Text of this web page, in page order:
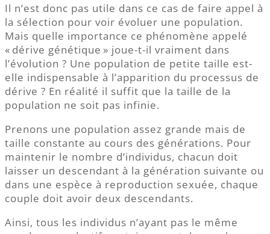
Il n’est donc pas utile dans ce cas de faire appel à
la sélection pour voir évoluer une population.
Mais quelle importance ce phénomène appelé
« dérive génétique » joue-t-il vraiment dans
l’évolution ? Une population de petite taille est-
elle indispensable à l’apparition du processus de
dérive ? En réalité il suffit que la taille de la
population ne soit pas infinie.
Prenons une population assez grande mais de
taille constante au cours des générations. Pour
maintenir le nombre d’individus, chacun doit
laisser un descendant à la génération suivante ou
dans une espèce à reproduction sexuée, chaque
couple doit avoir deux descendants.
Ainsi, tous les individus n’ayant pas le même